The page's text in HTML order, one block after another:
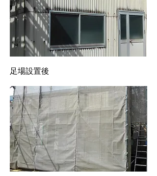
​足場設置後